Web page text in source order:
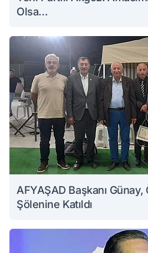
Olsa…
AFYAŞAD Başkanı
Şölenine Katıldı